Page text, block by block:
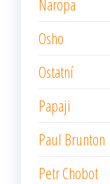
Naropa
Osho
Ostatní
Papaji
Paul Brunton
Petr Chobot